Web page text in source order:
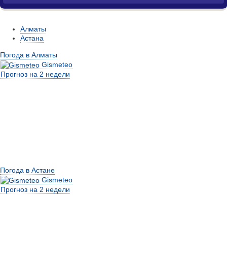
Алматы
Астана
Погода в Алматы
Gismeteo
Прогноз на 2 недели
Погода в Астане
Gismeteo
Прогноз на 2 недели